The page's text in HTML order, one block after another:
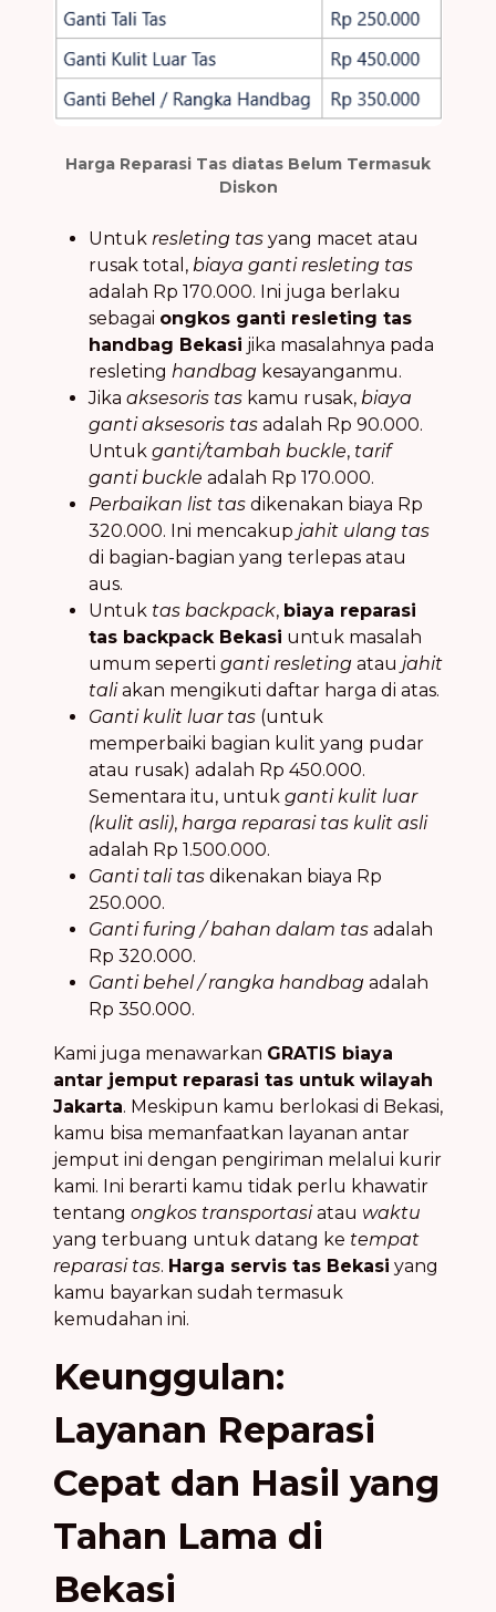
Harga Reparasi Tas diatas Belum Termasuk
Diskon
Untuk resleting tas yang macet atau
rusak total, biaya ganti resleting tas
adalah Rp 170.000. Ini juga berlaku
sebagai ongkos ganti resleting tas
handbag Bekasi jika masalahnya pada
resleting handbag kesayanganmu.
Jika aksesoris tas kamu rusak, biaya
ganti aksesoris tas adalah Rp 90.000.
Untuk ganti/tambah buckle, tarif
ganti buckle adalah Rp 170.000.
Perbaikan list tas dikenakan biaya Rp
320.000. Ini mencakup jahit ulang tas
di bagian-bagian yang terlepas atau
aus.
Untuk tas backpack, biaya reparasi
tas backpack Bekasi untuk masalah
umum seperti ganti resleting atau jahit
taliakan mengikuti daftar harga di atas.
Ganti kulit luar tas (untuk
memperbaiki bagian kulit yang pudar
atau rusak) adalah Rp 450.000.
Sementara itu, untuk ganti kulit luar
(kulit asli), harga reparasi tas kulit asli
adalah Rp 1.500.000.
Ganti tali tas dikenakan biaya Rp
250.000.
Ganti furing / bahan dalam tas adalah
Rp 320.000.
Ganti behel / rangka handbag adalah
Rp 350.000.
Kami juga menawarkan GRATIS biaya
antar jemput reparasi tas untuk wilayah
Jakarta. Meskipun kamu berlokasi di Bekasi,
kamu bisa memanfaatkan layanan antar
jemput ini dengan pengiriman melalui kurir
kami. Ini berarti kamu tidak perlu khawatir
tentang ongkos transportasiatau waktu
yang terbuang untuk datang ke tempat
reparasi tas. Harga servis tas Bekasi yang
kamu bayarkan sudah termasuk
kemudahan ini.
Keunggulan:
Layanan Reparasi
Cepat dan Hasil yang
Tahan Lama di
Bekasi